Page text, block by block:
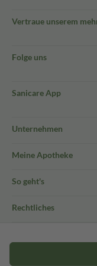
Vertraue unserem
Folge uns
Sanicare App
Unternehmen
Meine Apotheke
So geht's
Rechtliches